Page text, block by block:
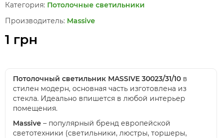
Категория: Потолочные светильники
Производитель: Massive
1 грн
Потолочный светильник MASSIVE 30023/31/10 в
стилен модерн, основная часть изготовлена из
стекла. Идеально впишется в любой интерьер
помещения.
Massive – популярный бренд европейской
светотехники (светильники, люстры, торшеры,